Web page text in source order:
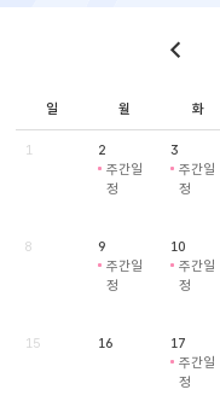
일 월 화
1
2
주간일
정
3
주간일
정
8
9
주간일
정
10
주간일
정
15 16
17
주간일
정